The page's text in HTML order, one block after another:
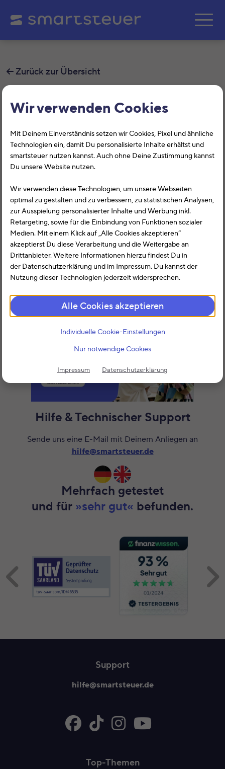
Wir verwenden Cookies
Mit Deinem Einverständnis setzen wir Cookies, Pixel und ähnliche
Technologien ein, damit Du personalisierte Inhalte erhältst und
smartsteuer nutzen kannst. Auch ohne Deine Zustimmung kannst
Du unsere Website nutzen.
Wir verwenden diese Technologien, um unsere Webseiten
optimal zu gestalten und zu verbessern, zu statistischen Analysen,
zur Ausspielung personalisierter Inhalte und Werbung inkl.
Retargeting, sowie für die Einbindung von Funktionen sozialer
Medien. Mit einem Klick auf „Alle Cookies akzeptieren“
akzeptierst Du diese Verarbeitung und die Weitergabe an
Drittanbieter. Weitere Informationen hierzu findest Du in
der Datenschutzerklärung und im Impressum. Du kannst der
Nutzung dieser Technologien jederzeit widersprechen.
Alle Cookies akzeptieren
Individuelle Cookie-Einstellungen
Nur notwendige Cookies
Impressum Datenschutzerklärung
Zum Hauptinhalt
Zurück zur Übersicht
Wo muss ich mein erhaltenes
Bei einem Bildungsdarlehen sind nur die von Dir gezahlten
Zinsen für die Steuererklärung wichtig. Während die
Tilgungsraten für einen Studentenkredit nicht absetzbar
(bei einer Fortbildung) oder Sonderausgaben (bei einer
Berufsausbildung).
Studenten und Schüler erhalten BAföG meist als
steuerfreien Bezug. Du musst diesen nicht in der
Einkommensteuererklärung eintragen.
Handelt es sich jedoch um sogenanntes Büchergeld oder
Du erhältst innerhalb des Meister-BAföGs Lehrgangs-
oder Prüfungsgebühren erstattet, musst Du diese
Erstattungen mit Deinen Kosten verrechnen.
Hilfe & Technischer Support
Sende uns eine E-Mail mit Deinem Anliegen an
hilfe@smartsteuer.de
Mehrfach getestet
und für »sehr gut« befunden.
Support
hilfe@smartsteuer.de
Top-Themen